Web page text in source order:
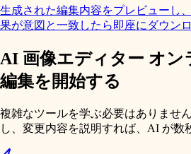
生成された編集内容をプレビューし
果が意図と一致したら即座にダウン
AI 画像エディター オン
編集を開始する
複雑なツールを学ぶ必要はありませ
し、変更内容を説明すれば、AI が数